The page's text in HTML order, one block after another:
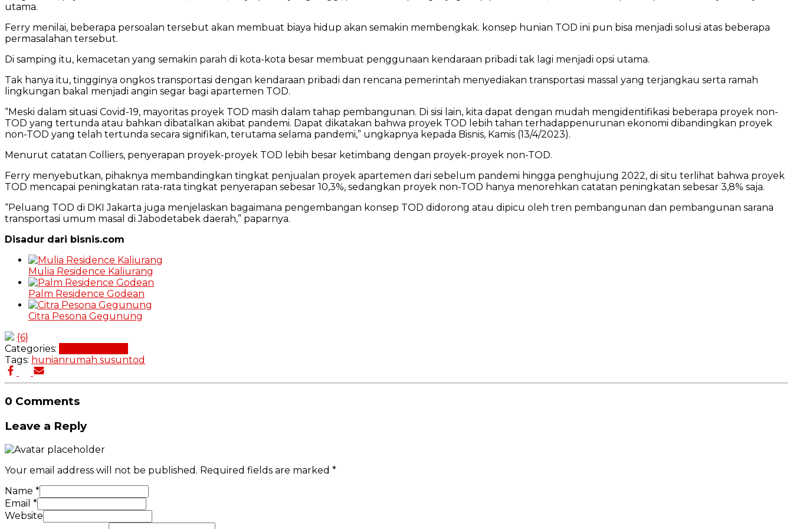
utama.
Ferry menilai, beberapa persoalan tersebut akan membuat biaya hidup akan semakin membengkak. konsep hunian TOD ini pun bisa menjadi solusi atas beberapa
permasalahan tersebut.
Di samping itu, kemacetan yang semakin parah di kota-kota besar membuat penggunaan kendaraan pribadi tak lagi menjadi opsi utama.
Tak hanya itu, tingginya ongkos transportasi dengan kendaraan pribadi dan rencana pemerintah menyediakan transportasi massal yang terjangkau serta ramah
lingkungan bakal menjadi angin segar bagi apartemen TOD.
“Meski dalam situasi Covid-19, mayoritas proyek TOD masih dalam tahap pembangunan. Di sisi lain, kita dapat dengan mudah mengidentifikasi beberapa proyek non-
TOD yang tertunda atau bahkan dibatalkan akibat pandemi. Dapat dikatakan bahwa proyek TOD lebih tahan terhadappenurunan ekonomi dibandingkan proyek
non-TOD yang telah tertunda secara signifikan, terutama selama pandemi,” ungkapnya kepada Bisnis, Kamis (13/4/2023).
Menurut catatan Colliers, penyerapan proyek-proyek TOD lebih besar ketimbang dengan proyek-proyek non-TOD.
Ferry menyebutkan, pihaknya membandingkan tingkat penjualan proyek apartemen dari sebelum pandemi hingga penghujung 2022, di situ terlihat bahwa proyek
TOD mencapai peningkatan rata-rata tingkat penyerapan sebesar 10,3%, sedangkan proyek non-TOD hanya menorehkan catatan peningkatan sebesar 3,8% saja.
“Peluang TOD di DKI Jakarta juga menjelaskan bagaimana pengembangan konsep TOD didorong atau dipicu oleh tren pembangunan dan pembangunan sarana
transportasi umum masal di Jabodetabek daerah,” paparnya.
Disadur dari bisnis.com
Mulia Residence Kaliurang
Palm Residence Godean
Citra Pesona Gegunung
{6}
Categories:
Tags: hunianrumah susuntod
0 Comments
Leave a Reply
Your email address will not be published. Required fields are marked *
Name *
Email *
Website